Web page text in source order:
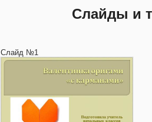
Слайды и
Слайд №1